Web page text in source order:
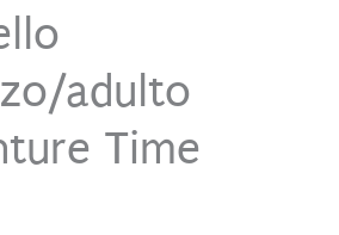
adulto
Time